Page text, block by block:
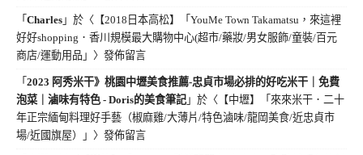
「 Charles 」於〈 【2018日本高松】「YouMe Town Takamatsu，來這裡
好好shopping．香川規模最大購物中心(超市/藥妝/男女服飾/童裝/百元
商店/運動用品」 〉發佈留言
「 2023 阿秀米干》桃園中壢美食推薦-忠貞市場必排的好吃米干｜免費
泡菜｜滷味有特色 - Doris的美食筆記 」於〈 【中壢】「來來米干．二十
年正宗緬甸料理好手藝（椒麻雞/大薄片/特色滷味/龍岡美食/近忠貞市
場/近國旗屋）」 〉發佈留言